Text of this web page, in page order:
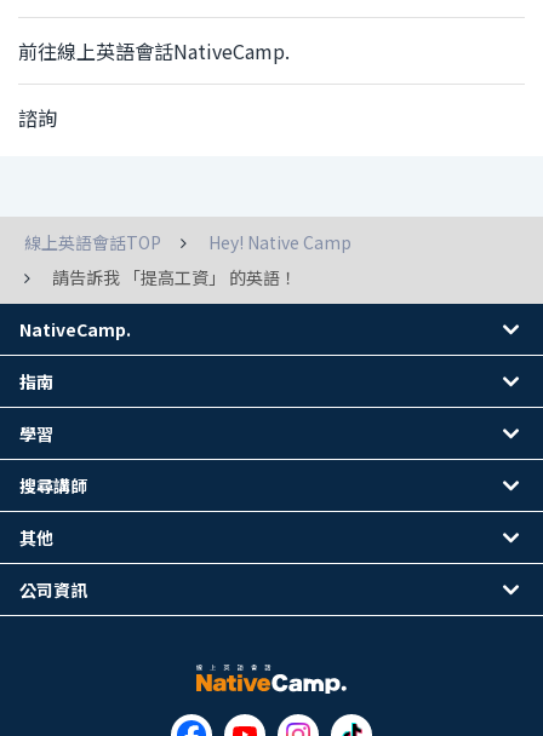
前往線上英語會話NativeCamp.
諮詢
線上英語會話TOP
Hey! Native Camp
請告訴我 「提高工資」 的英語！
NativeCamp.
指南
學習
搜尋講師
其他
公司資訊